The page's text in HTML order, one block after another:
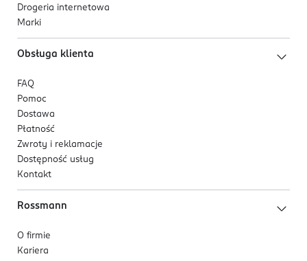
Drogeria internetowa
Marki
Obsługa klienta
FAQ
Pomoc
Dostawa
Płatność
Zwroty i reklamacje
Dostępność usług
Kontakt
Rossmann
O firmie
Kariera